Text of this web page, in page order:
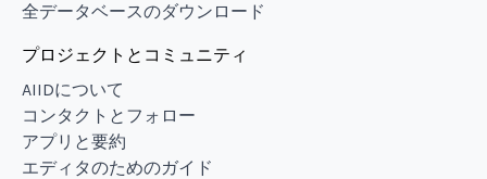
全データベースのダウンロード
プロジェクトとコミュニティ
AIIDについて
コンタクトとフォロー
アプリと要約
エディタのためのガイド